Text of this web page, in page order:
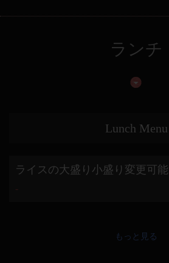
ランチ
Lunch Menu
ライスの大盛り小盛り変更可能
-
もっと見る